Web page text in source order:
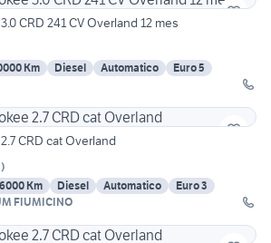
CRD 241 CV Overland 12 mes
Km Diesel Automatico
Euro 5
CRD cat Overland
)
Km Diesel Automatico
Euro 3
FIUMICINO